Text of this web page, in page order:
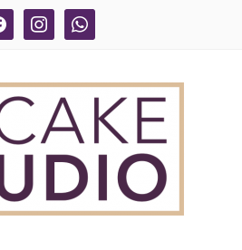
instagram whatsapp